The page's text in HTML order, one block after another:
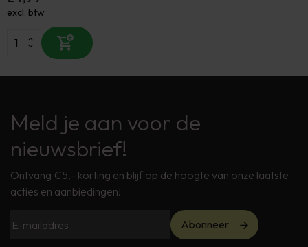
excl. btw
Meld je aan voor de
nieuwsbrief!
Ontvang €5,- korting en blijf op de hoogte van onze laatste
acties en aanbiedingen!
Abonneer